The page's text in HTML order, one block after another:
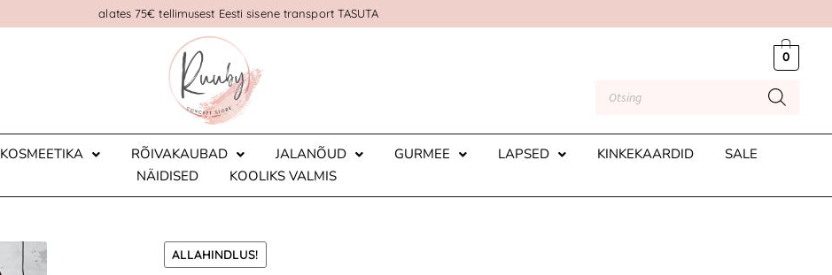
alates 75€ tellimusest Eesti sisene transport TASUTA
0
KOSMEETIKA RÕIVAKAUBAD JALANÕUD GURMEE LAPSED KINKEKAARDID
SALE
NÄIDISED
KOOLIKS VALMIS
ALLAHINDLUS!